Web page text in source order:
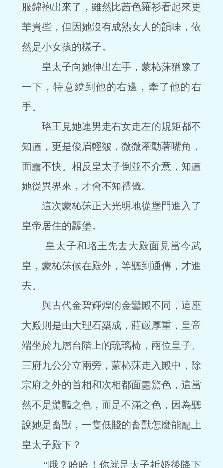
服錦袍出來了，雖然比茜色羅衫看起來更
華貴些，但因她沒有成熟女人的韻味，依
然是小女孩的樣子。
皇太子向她伸出左手，蒙杺莯猶豫了
一下，特意繞到他的右邊，牽了他的右
手。
珞王見她連男走右女走左的規矩都不
知
，更是俊眉輕皺，微微牽動著嘴角，
面
不快。相反皇太子倒並不介意，知
她從異界來，才會不知禮儀。
這次蒙杺莯正大光明地從堡門進入了
皇帝居住的龘堡。
皇太子和珞王先去大殿面見當今武
皇，蒙杺莯候在殿外，等聽到通傳，才進
去。
與古代金碧輝煌的金鑾殿不同，這座
大殿則是由大理石築成，莊嚴厚重，皇帝
端坐於九層台階上的琉璃椅，兩位皇子、
三府九公分立兩旁，蒙杺莯走入殿中，除
宗府之外的首相和次相都面
驚色，這當
然不是驚豔之色，而是不滿之色，因為聽
說她是畜獸，一隻低賤的畜獸怎麼能
上
皇太子殿下？
“哦？哈哈！你就是太子祈婚後降下